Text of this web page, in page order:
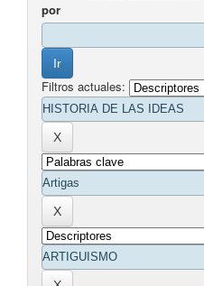
por
Filtros actuales: